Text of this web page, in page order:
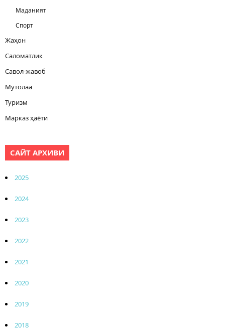
Маданият
Спорт
Жаҳон
Саломатлик
Савол-жавоб
Мутолаа
Туризм
Марказ ҳаёти
САЙТ АРХИВИ
2025
2024
2023
2022
2021
2020
2019
2018